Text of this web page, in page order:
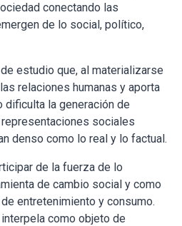
conectando las
de lo social, político,
estudio que, al materializarse
relaciones humanas y aporta
dificulta la generación de
sociales
denso como lo real y lo factual.
de la fuerza de lo
de cambio social y como
entretenimiento y consumo.
como objeto de